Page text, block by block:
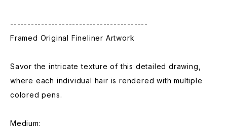
----------------------------------------
Framed Original Fineliner Artwork
Savor the intricate texture of this detailed drawing,
where each individual hair is rendered with multiple
colored pens.
Medium: